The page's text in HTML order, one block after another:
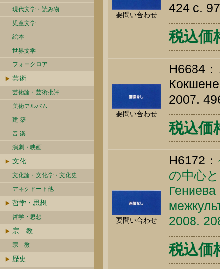
現代文学・読み物
児童文学
絵本
世界文学
フォークロア
芸術
芸術論・芸術批評
美術アルバム
建 築
音 楽
演劇・映画
文化
文化論・文化学・文化史
アネクドート他
哲学・思想
哲学・思想
宗 教
宗 教
歴史
要問い合わせ
424 c.
税込価
要問い合わせ
H6684
2007.
税込価
要問い合わせ
H6172：
の中心
2008.
税込価